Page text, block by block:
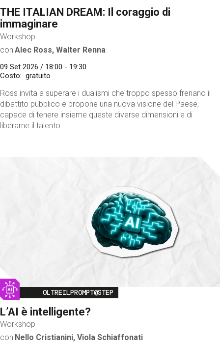
THE ITALIAN DREAM: Il coraggio di
immaginare
Workshop
con Alec Ross, Walter Renna
09 Set 2026 / 18:00 - 19:30
Costo
gratuito
Ross invita a superare i dualismi che troppo spesso frenano il
dibattito pubblico e propone una nuova visione del Paese,
capace di tenere insieme queste diverse dimensioni e di
liberarne il talento
Image
OLTREILPROMPT@STEP
L’AI è intelligente?
Workshop
con Nello Cristianini, Viola Schiaffonati